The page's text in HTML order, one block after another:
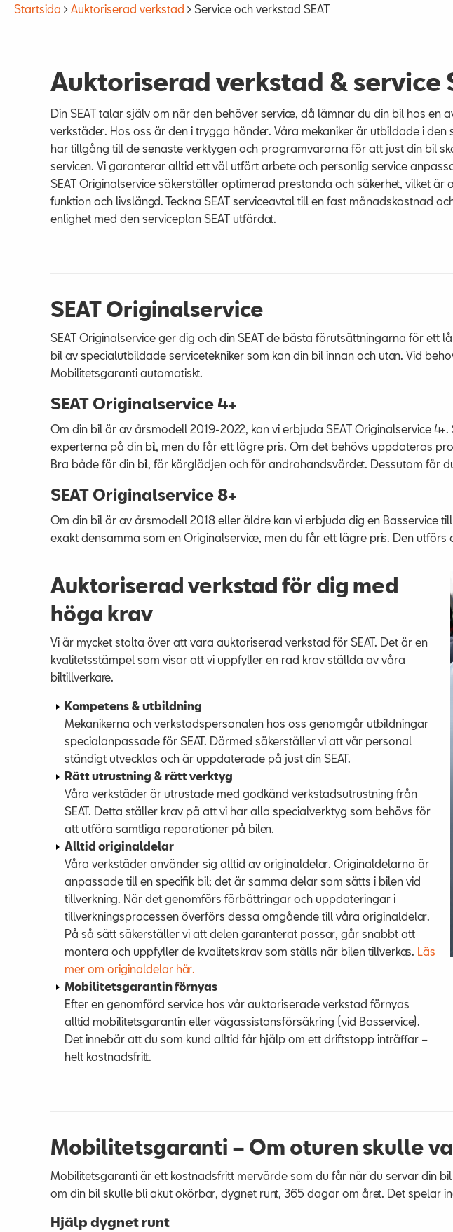
Startsida Auktoriserad verkstad Service och verkstad SEAT
Auktoriserad verkstad & service
Din SEAT talar själv om när den behöver service, då lämnar du din bil hos en
verkstäder. Hos oss är den i trygga händer. Våra mekaniker är utbildade i den
har tillgång till de senaste verktygen och programvarorna för att just din bil
servicen. Vi garanterar alltid ett väl utfört arbete och personlig service
SEAT Originalservice säkerställer optimerad prestanda och säkerhet, vilket är
funktion och livslängd. Teckna SEAT serviceavtal till en fast månadskostnad
enlighet med den serviceplan SEAT utfärdat.
SEAT Originalservice
SEAT Originalservice ger dig och din SEAT de bästa förutsättningarna för
bil av specialutbildade servicetekniker som kan din bil innan och utan. Vid
Mobilitetsgaranti automatiskt.
SEAT Originalservice 4+
Om din bil är av årsmodell 2019-2022, kan vi erbjuda SEAT Originalservice
experterna på din bil, men du får ett lägre pris. Om det behövs uppdateras
Bra både för din bil, för körglädjen och för andrahandsvärdet. Dessutom får
SEAT Originalservice 8+
Om din bil är av årsmodell 2018 eller äldre kan vi erbjuda dig en Basservice
exakt densamma som en Originalservice, men du får ett lägre pris. Den
Auktoriserad verkstad för dig med
höga krav
Vi är mycket stolta över att vara auktoriserad verkstad för SEAT. Det är en
kvalitetsstämpel som visar att vi uppfyller en rad krav ställda av våra
biltillverkare.
Kompetens & utbildning
Mekanikerna och verkstadspersonalen hos oss genomgår utbildningar
specialanpassade för SEAT. Därmed säkerställer vi att vår personal
ständigt utvecklas och är uppdaterade på just din SEAT.
Rätt utrustning & rätt verktyg
Våra verkstäder är utrustade med godkänd verkstadsutrustning från
SEAT. Detta ställer krav på att vi har alla specialverktyg som behövs för
att utföra samtliga reparationer på bilen.
Alltid originaldelar
Våra verkstäder använder sig alltid av originaldelar. Originaldelarna är
anpassade till en specifik bil; det är samma delar som sätts i bilen vid
tillverkning. När det genomförs förbättringar och uppdateringar i
tillverkningsprocessen överförs dessa omgående till våra originaldelar.
På så sätt säkerställer vi att delen garanterat passar, går snabbt att
montera och uppfyller de kvalitetskrav som ställs när bilen tillverkas. Läs
mer om originaldelar här.
Mobilitetsgarantin förnyas
Efter en genomförd service hos vår auktoriserade verkstad förnyas
alltid mobilitetsgarantin eller vägassistansförsäkring (vid Basservice).
Det innebär att du som kund alltid får hjälp om ett driftstopp inträffar –
helt kostnadsfritt.
Mobilitetsgaranti – Om oturen skulle
Mobilitetsgaranti är ett kostnadsfritt mervärde som du får när du servar din
om din bil skulle bli akut okörbar, dygnet runt, 365 dagar om året. Det spelar
Hjälp dygnet runt